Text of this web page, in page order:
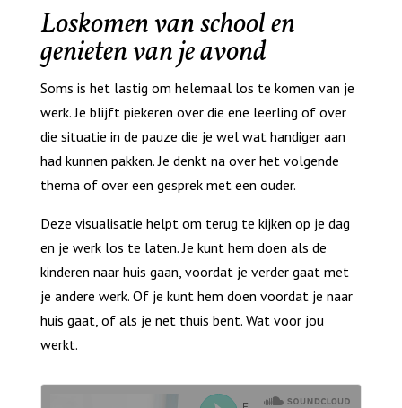
Loskomen van school en
genieten van je avond
Soms is het lastig om helemaal los te komen van je
werk. Je blijft piekeren over die ene leerling of over
die situatie in de pauze die je wel wat handiger aan
had kunnen pakken. Je denkt na over het volgende
thema of over een gesprek met een ouder.
Deze visualisatie helpt om terug te kijken op je dag
en je werk los te laten. Je kunt hem doen als de
kinderen naar huis gaan, voordat je verder gaat met
je andere werk. Of je kunt hem doen voordat je naar
huis gaat, of als je net thuis bent. Wat voor jou
werkt.